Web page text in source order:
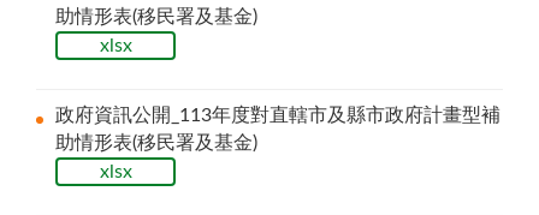
助情形表(移民署及基金)
xlsx
政府資訊公開_113年度對直轄市及縣市政府計畫型補
助情形表(移民署及基金)
xlsx